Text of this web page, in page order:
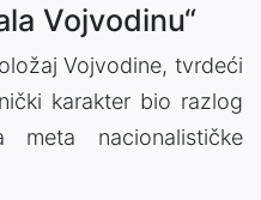
Vojvodinu“
Vojvodine, tvrdeći
karakter bio razlog
nacionalističke